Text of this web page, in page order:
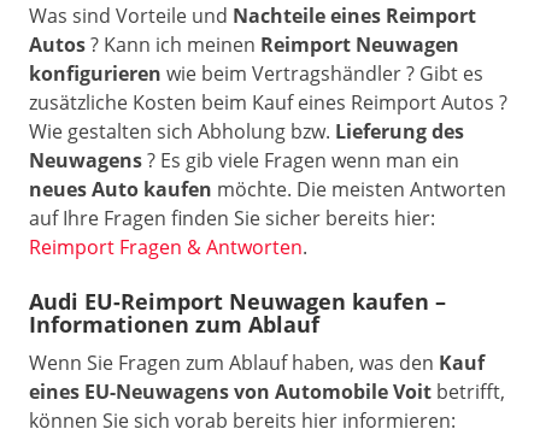
Was sind Vorteile und Nachteile eines Reimport
Autos? Kann ich meinen Reimport Neuwagen
konfigurieren wie beim Vertragshändler ? Gibt es
zusätzliche Kosten beim Kauf eines Reimport Autos ?
Wie gestalten sich Abholung bzw. Lieferung des
Neuwagens? Es gib viele Fragen wenn man ein
neues Auto kaufen möchte. Die meisten Antworten
auf Ihre Fragen finden Sie sicher bereits hier:
Reimport Fragen & Antworten.
Audi EU-Reimport Neuwagen kaufen –
Informationen zum Ablauf
Wenn Sie Fragen zum Ablauf haben, was den Kauf
eines EU-Neuwagens von Automobile Voit betrifft,
können Sie sich vorab bereits hier informieren: